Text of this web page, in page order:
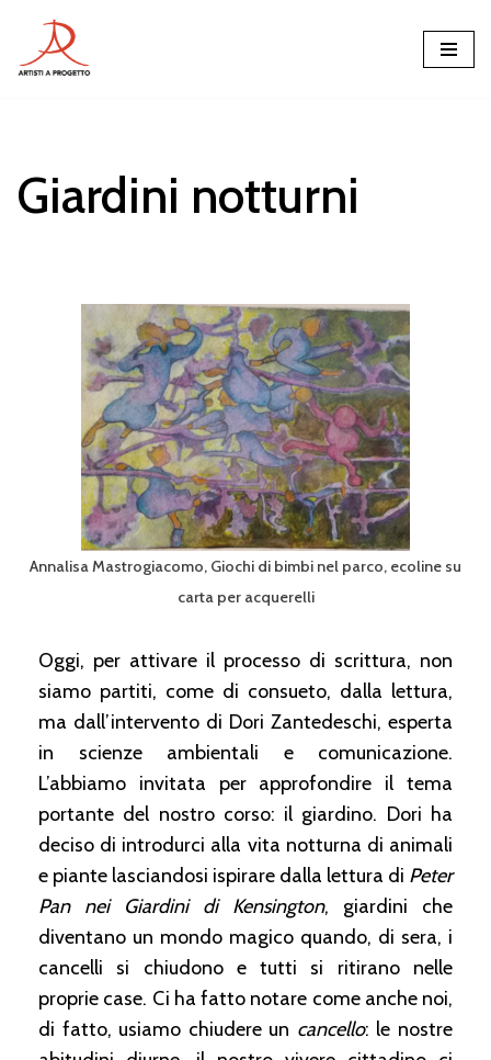
Vai
Giardini notturni
Annalisa Mastrogiacomo, Giochi di bimbi nel parco, ecoline su
carta per acquerelli
Oggi, per attivare il processo di scrittura, non
siamo partiti, come di consueto, dalla lettura,
ma dall’intervento di Dori Zantedeschi, esperta
in scienze ambientali e comunicazione.
L’abbiamo invitata per approfondire il tema
portante del nostro corso: il giardino. Dori ha
deciso di introdurci alla vita notturna di animali
e piante lasciandosi ispirare dalla lettura di Peter
Pan nei Giardini di Kensington, giardini che
diventano un mondo magico quando, di sera, i
cancelli si chiudono e tutti si ritirano nelle
proprie case. Ci ha fatto notare come anche noi,
di fatto, usiamo chiudere un cancello: le nostre